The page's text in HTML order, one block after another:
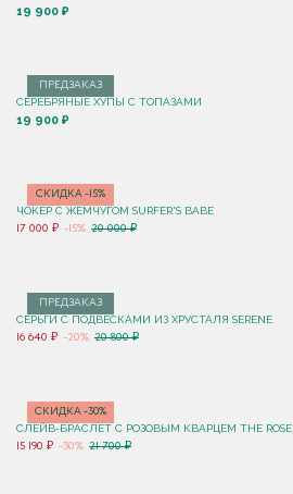
19 900 ₽
ПРЕДЗАКАЗ
СЕРЕБРЯНЫЕ ХУПЫ С ТОПАЗАМИ
19 900 ₽
СКИДКА -15%
ЧОКЕР С ЖЕМЧУГОМ SURFER'S BABE
17 000 ₽ -15% 20 000 ₽
ПРЕДЗАКАЗ
СЕРЬГИ С ПОДВЕСКАМИ ИЗ ХРУСТАЛЯ SERENE
16 640 ₽ -20% 20 800 ₽
СКИДКА -30%
СЛЕЙВ-БРАСЛЕТ С РОЗОВЫМ КВАРЦЕМ THE ROSE
15 190 ₽ -30% 21 700 ₽